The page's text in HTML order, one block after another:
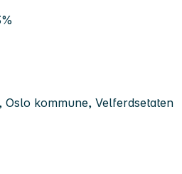
Oslo kommune, Velferdsetaten